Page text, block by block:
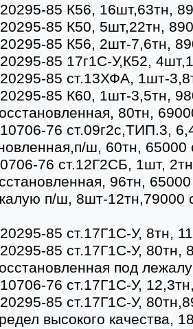
85 К56, 16шт,63тн,
85 К50, 5шт,22тн,
85 К56, 2шт-7,6тн,
85 17г1С-У,К52,
85 ст.13ХФА, 1шт-
85 К60, 1шт-3,5тн,
80тн,
76 ст.09г2с,ТИП.3,
ш, 60тн, 65000
76 ст.12Г2СБ, 1шт,
96тн,
п/ш, 8шт-12тн,79000
85 ст.17Г1С-У, 8тн,
85 ст.17Г1С-У, 80тн,
под
76 ст.17Г1С-У,
85 ст.17Г1С-У,
высокого качества,